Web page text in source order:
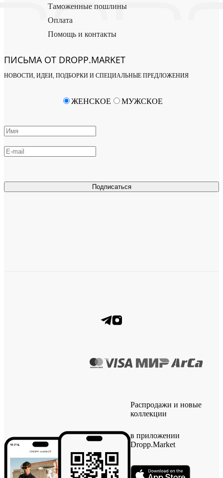
Таможенные пошлины
Оплата
Помощь и контакты
ПИСЬМА ОТ DROPP.MARKET
НОВОСТИ, ИДЕИ, ПОДБОРКИ И СПЕЦИАЛЬНЫЕ ПРЕДЛОЖЕНИЯ
Подписаться
ЖЕНСКОЕ МУЖСКОЕ
Распродажи и новые
коллекции
в приложении
Dropp.Market